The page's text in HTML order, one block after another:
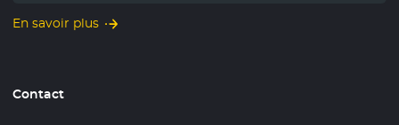
En savoir plus
Contact